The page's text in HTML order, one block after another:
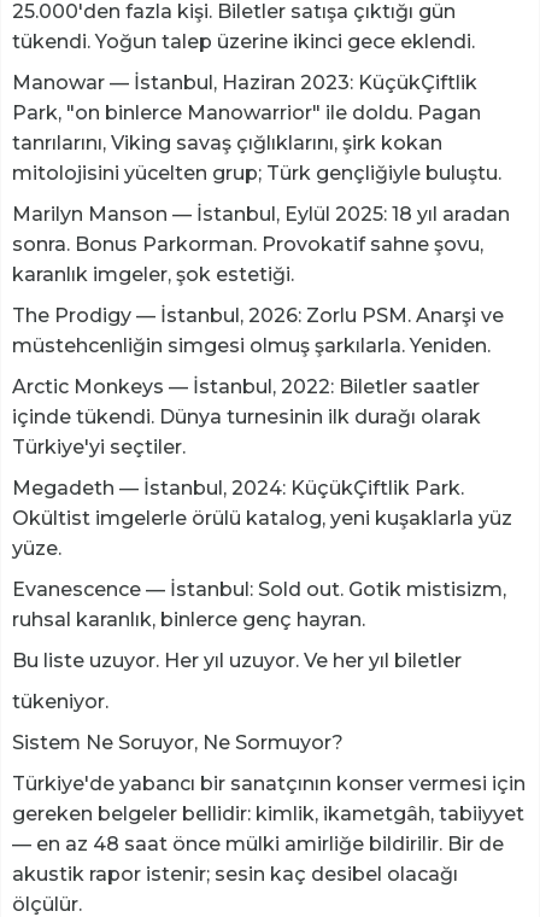
25.000'den fazla kişi. Biletler satışa çıktığı gün
tükendi. Yoğun talep üzerine ikinci gece eklendi.
Manowar — İstanbul, Haziran 2023: KüçükÇiftlik
Park, "on binlerce Manowarrior" ile doldu. Pagan
tanrılarını, Viking savaş çığlıklarını, şirk kokan
mitolojisini yücelten grup; Türk gençliğiyle buluştu.
Marilyn Manson — İstanbul, Eylül 2025: 18 yıl aradan
sonra. Bonus Parkorman. Provokatif sahne şovu,
karanlık imgeler, şok estetiği.
The Prodigy — İstanbul, 2026: Zorlu PSM. Anarşi ve
müstehcenliğin simgesi olmuş şarkılarla. Yeniden.
Arctic Monkeys — İstanbul, 2022: Biletler saatler
içinde tükendi. Dünya turnesinin ilk durağı olarak
Türkiye'yi seçtiler.
Megadeth — İstanbul, 2024: KüçükÇiftlik Park.
Okültist imgelerle örülü katalog, yeni kuşaklarla yüz
yüze.
Evanescence — İstanbul: Sold out. Gotik mistisizm,
ruhsal karanlık, binlerce genç hayran.
Bu liste uzuyor. Her yıl uzuyor. Ve her yıl biletler
tükeniyor.
Sistem Ne Soruyor, Ne Sormuyor?
Türkiye'de yabancı bir sanatçının konser vermesi için
gereken belgeler bellidir: kimlik, ikametgâh, tabiiyyet
— en az 48 saat önce mülki amirliğe bildirilir. Bir de
akustik rapor istenir; sesin kaç desibel olacağı
ölçülür.